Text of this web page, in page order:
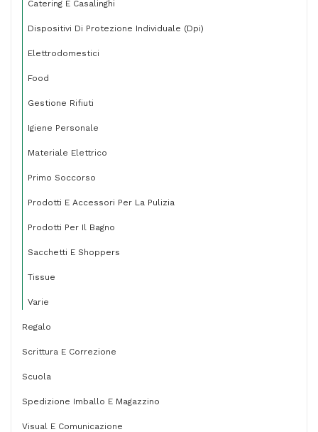
Catering E Casalinghi
Dispositivi Di Protezione Individuale (dpi)
Elettrodomestici
Food
Gestione Rifiuti
Igiene Personale
Materiale Elettrico
Primo Soccorso
Prodotti E Accessori Per La Pulizia
Prodotti Per Il Bagno
Sacchetti E Shoppers
Tissue
Varie
Regalo
Scrittura E Correzione
Scuola
Spedizione Imballo E Magazzino
Visual E Comunicazione